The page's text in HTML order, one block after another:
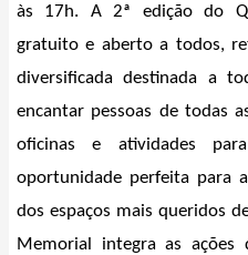
às 17h. A 2ª edição do
gratuito e aberto a todos,
diversificada destinada a
encantar pessoas de todas
oficinas e atividades
oportunidade perfeita para
dos espaços mais queridos
Memorial integra as ações